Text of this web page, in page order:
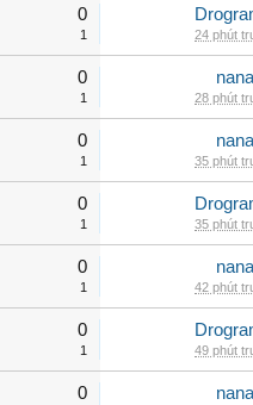
0
1 24 phút
0
1 28 phút
0
1 35 phút
0
1 35 phút
0
1 42 phút
0
1 49 phút
0